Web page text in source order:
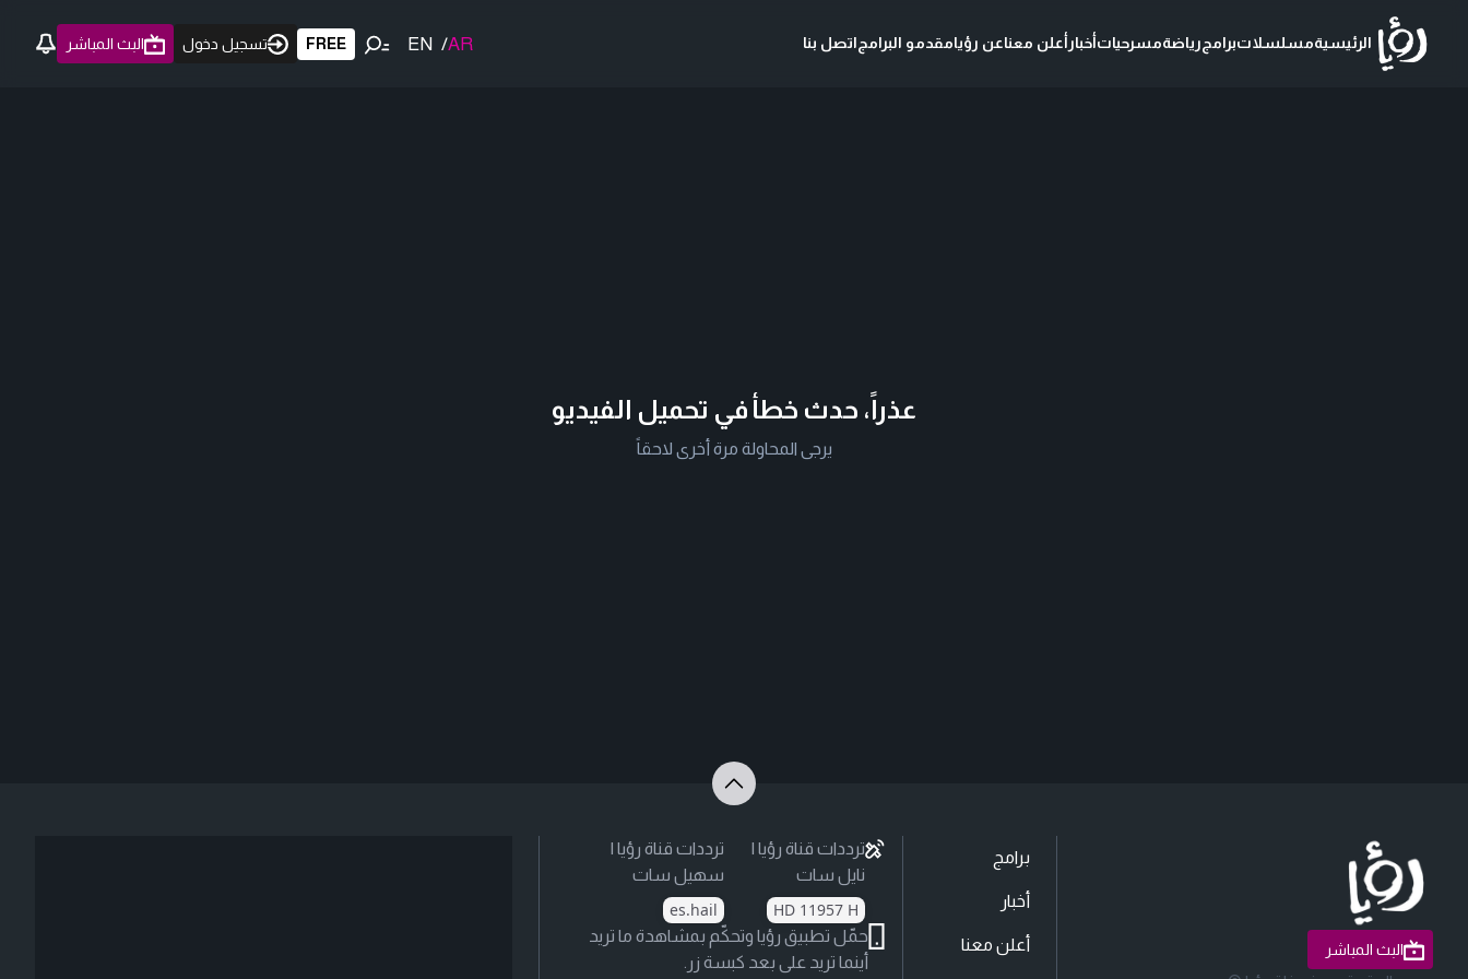
الرئيسيةمسلسلاتبرامجرياضةمسرحياتأخبارأعلن معناعن رؤيامقدمو البرامجاتصل بنا AR
/
EN
FREE تسجيل دخول البث المباشر
عذراً، حدث خطأ في تحميل الفيديو
يرجى المحاولة مرة أخرى لاحقاً
البث المباشر
برامج
أخبار
أعلن معنا
ترددات قناة رؤيا |
نايل سات
HD 11957 H
ترددات قناة رؤيا |
سهيل سات
es.hail
حمّل تطبيق رؤيا وتحكّم بمشاهدة ما تريد
أينما تريد على بعد كبسة زر.